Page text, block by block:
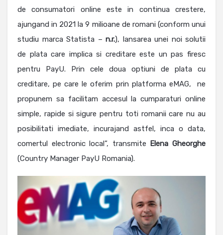
de consumatori online este in continua crestere,
ajungand in 2021 la 9 milioane de romani (conform unui
studiu marca Statista – n.r.), lansarea unei noi solutii
de plata care implica si creditare este un pas firesc
pentru PayU. Prin cele doua optiuni de plata cu
creditare, pe care le oferim prin platforma eMAG, ne
propunem sa facilitam accesul la cumparaturi online
simple, rapide si sigure pentru toti romanii care nu au
posibilitati imediate, incurajand astfel, inca o data,
comertul electronic local”, transmite Elena Gheorghe
(Country Manager PayU Romania).